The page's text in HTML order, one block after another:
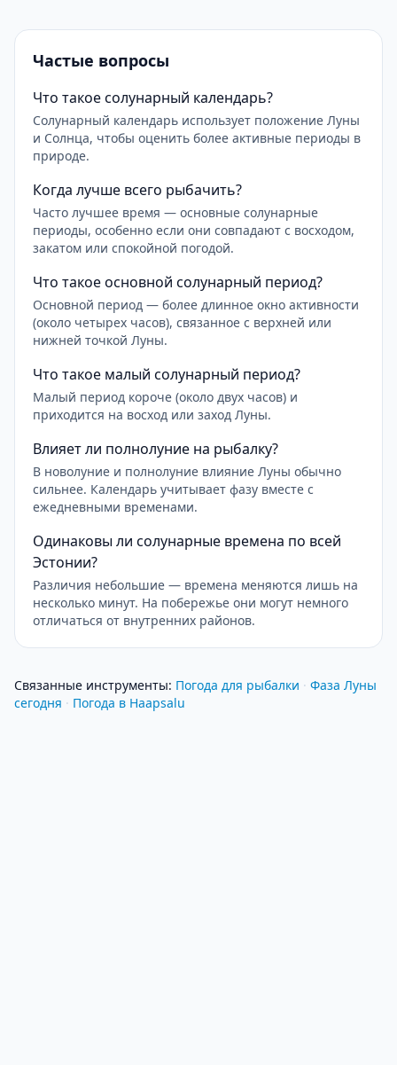
Частые вопросы
Что такое солунарный календарь?
Солунарный календарь использует положение Луны
и Солнца, чтобы оценить более активные периоды в
природе.
Когда лучше всего рыбачить?
Часто лучшее время — основные солунарные
периоды, особенно если они совпадают с восходом,
закатом или спокойной погодой.
Что такое основной солунарный период?
Основной период — более длинное окно активности
(около четырех часов), связанное с верхней или
нижней точкой Луны.
Что такое малый солунарный период?
Малый период короче (около двух часов) и
приходится на восход или заход Луны.
Влияет ли полнолуние на рыбалку?
В новолуние и полнолуние влияние Луны обычно
сильнее. Календарь учитывает фазу вместе с
ежедневными временами.
Одинаковы ли солунарные времена по всей
Эстонии?
Различия небольшие — времена меняются лишь на
несколько минут. На побережье они могут немного
отличаться от внутренних районов.
Связанные инструменты: Погода для рыбалки · Фаза Луны
сегодня · Погода в Haapsalu